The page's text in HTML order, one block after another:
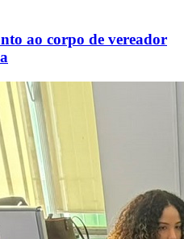
ao corpo de vereador